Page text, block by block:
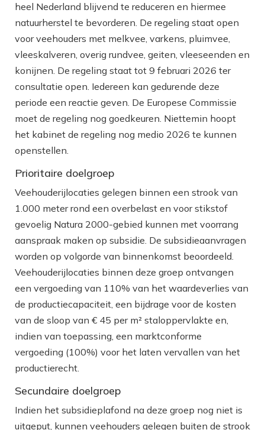
heel Nederland blijvend te reduceren en hiermee
natuurherstel te bevorderen. De regeling staat open
voor veehouders met melkvee, varkens, pluimvee,
vleeskalveren, overig rundvee, geiten, vleeseenden en
konijnen. De regeling staat tot 9 februari 2026 ter
consultatie open. Iedereen kan gedurende deze
periode een reactie geven. De Europese Commissie
moet de regeling nog goedkeuren. Niettemin hoopt
het kabinet de regeling nog medio 2026 te kunnen
openstellen.
Prioritaire doelgroep
Veehouderijlocaties gelegen binnen een strook van
1.000 meter rond een overbelast en voor stikstof
gevoelig Natura 2000-gebied kunnen met voorrang
aanspraak maken op subsidie. De subsidieaanvragen
worden op volgorde van binnenkomst beoordeeld.
Veehouderijlocaties binnen deze groep ontvangen
een vergoeding van 110% van het waardeverlies van
de productiecapaciteit, een bijdrage voor de kosten
van de sloop van € 45 per m² staloppervlakte en,
indien van toepassing, een marktconforme
vergoeding (100%) voor het laten vervallen van het
productierecht.
Secundaire doelgroep
Indien het subsidieplafond na deze groep nog niet is
uitgeput, kunnen veehouders gelegen buiten de strook